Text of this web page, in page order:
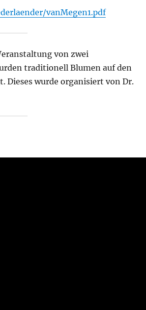
vanMegen1.pdf
von zwei
traditionell Blumen auf den
Dieses wurde organisiert von Dr.